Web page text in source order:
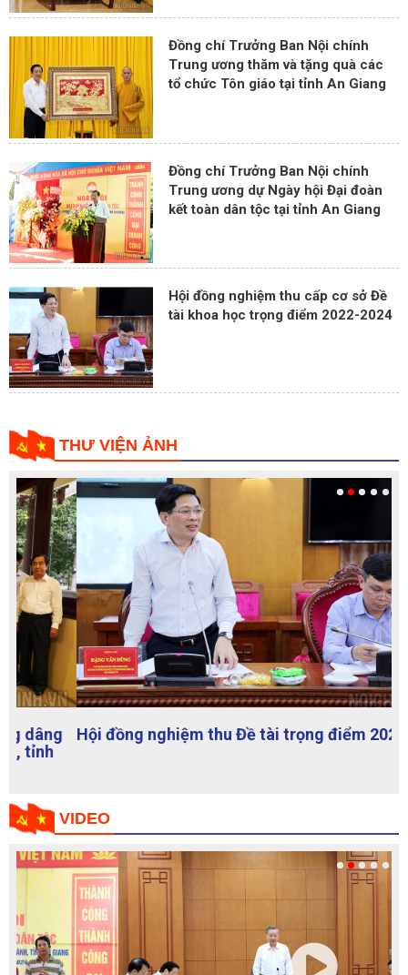
Đồng chí Trưởng Ban Nội chính
Trung ương thăm và tặng quà các
tổ chức Tôn giáo tại tỉnh An Giang
Đồng chí Trưởng Ban Nội chính
Trung ương dự Ngày hội Đại đoàn
kết toàn dân tộc tại tỉnh An Giang
Hội đồng nghiệm thu cấp cơ sở Đề
tài khoa học trọng điểm 2022-2024
THƯ VIỆN ẢNH
Hội đồng nghiệm thu Đề tài trọng điểm 2022-2024